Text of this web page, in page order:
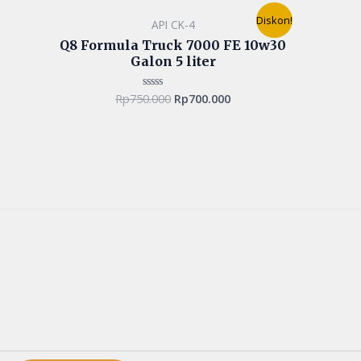
Diskon!
API CK-4
Q8 Formula Truck 7000 FE 10w30
Galon 5 liter
Rated
Rp750.000
price
was:
Rp750.000.
Rp700.000
Current
price
is: